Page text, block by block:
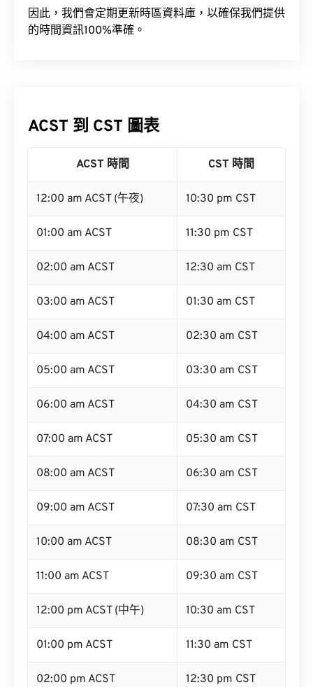
因此，我們會定期更新時區資料庫，以確保我們提供
的時間資訊100%準確。
ACST 到 CST 圖表
ACST 時間 CST 時間
12:00 am ACST (午夜) 10:30 pm CST
01:00 am ACST 11:30 pm CST
02:00 am ACST 12:30 am CST
03:00 am ACST 01:30 am CST
04:00 am ACST 02:30 am CST
05:00 am ACST 03:30 am CST
06:00 am ACST 04:30 am CST
07:00 am ACST 05:30 am CST
08:00 am ACST 06:30 am CST
09:00 am ACST 07:30 am CST
10:00 am ACST 08:30 am CST
11:00 am ACST 09:30 am CST
12:00 pm ACST (中午) 10:30 am CST
01:00 pm ACST 11:30 am CST
02:00 pm ACST 12:30 pm CST